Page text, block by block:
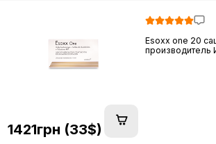
Esoxx one 20 саше
производитель
1421грн (33$)